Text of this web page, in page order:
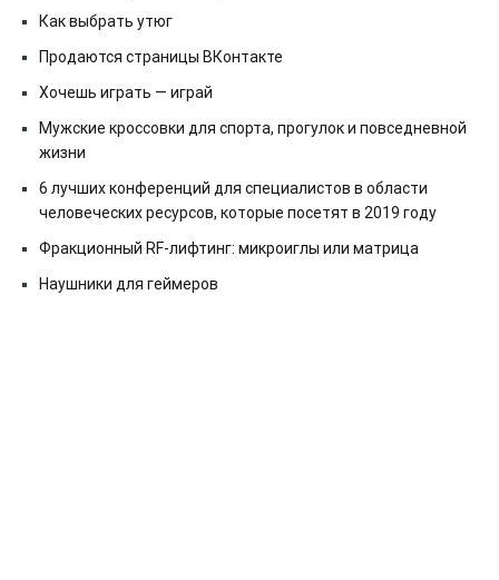
Как выбрать утюг
Продаются страницы ВКонтакте
Хочешь играть — играй
Мужские кроссовки для спорта, прогулок и повседневной
жизни
6 лучших конференций для специалистов в области
человеческих ресурсов, которые посетят в 2019 году
Фракционный RF-лифтинг: микроиглы или матрица
Наушники для геймеров